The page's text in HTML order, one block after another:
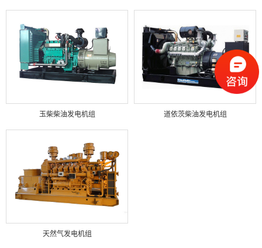
玉柴柴油发电机组 道依茨柴油发电机组
天然气发电机组